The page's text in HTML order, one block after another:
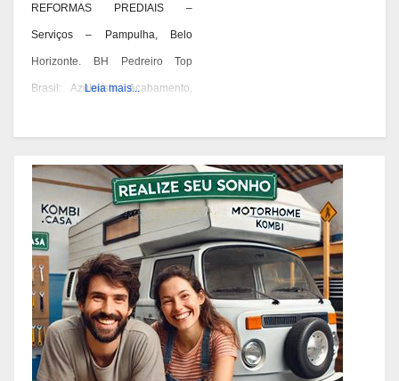
REFORMAS PREDIAIS –
Serviços – Pampulha, Belo
Horizonte. BH Pedreiro Top
Brasil: Azulejista, Acabamento,
Construções e OAC. Pedreiro:
Geral, Azulejista, Acabamento,
Alvenaria, Reformas,
Construções, Manutenção e
OAC! Quando você pensa em
Pedreiro, imagina aquele
profissional que faz tudo
relacionado à construção?
Acontece que atualmente os
Leia mais...